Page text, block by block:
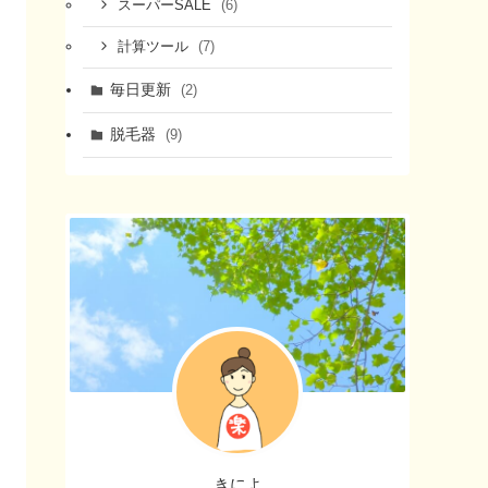
スーパーSALE (6)
計算ツール (7)
毎日更新 (2)
脱毛器 (9)